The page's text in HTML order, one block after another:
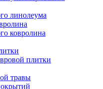
линолеума
ковролина
плитки
травы